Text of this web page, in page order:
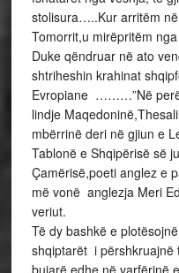
stolisura…..Kur arritëm
Tomorrit,u mirëpritëm
Duke qëndruar në ato
shtriheshin krahinat
Evropiane ………”Në
lindje
mbërrinë deri në gjiun e
Tablonë e Shqipërisë së
Çamërisë,poeti anglez e
më vonë anglezja Meri
veriut.
Të dy bashkë e
shqiptarët i përshkruajnë
bujarë,edhe në varfërinë